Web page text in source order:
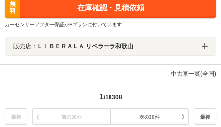
無
料
在庫確認・見積依頼
カーセンサーアフター保証がBプランに付いています
販売店： ＬＩＢＥＲＡＬＡ リベラーラ和歌山
中古車一覧(全国)
1/18308
最初 前の30件 次の30件 最後